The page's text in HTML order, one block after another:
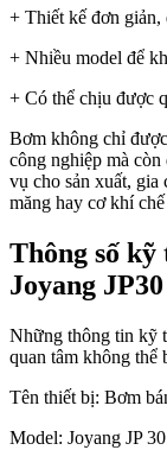
+ Thiết kế đơn giản,
+ Nhiều model để
+ Có thể chịu được
Bơm không chỉ
công nghiệp mà
vụ cho sản xuất, gia
măng hay cơ khí
Thông số kỹ
Joyang JP30
Những thông tin kỹ
quan tâm không thể
Tên thiết bị: Bơm
Model: Joyang JP 30